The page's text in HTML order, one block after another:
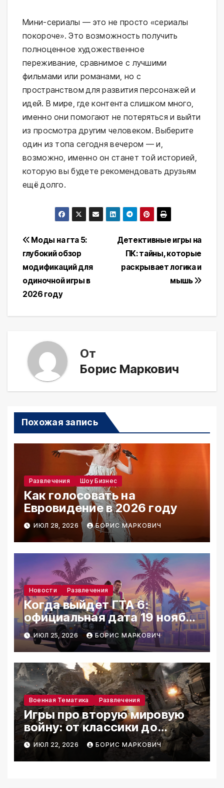
Мини-сериалы — это не просто «сериалы
покороче». Это возможность получить
полноценное художественное
переживание, сравнимое с лучшими
фильмами или романами, но с
пространством для развития персонажей и
идей. В мире, где контента слишком много,
именно они помогают не потеряться и выйти
из просмотра другим человеком. Выберите
один из топа сегодня вечером — и,
возможно, именно он станет той историей,
которую вы будете рекомендовать друзьям
ещё долго.
Навигация
по
записям
Детективные игры на
ПК: тайны, которые
раскрывает логика и
мышь
Моды на гта 5:
глубокий обзор
модификаций для
одиночной игры в
2026 году
От
Борис Маркович
Похожая запись
Развлечения Шоу Бизнес
Как голосовать на
Евровидение в 2026 году
ИЮЛ 28, 2026 БОРИС МАРКОВИЧ
Новости Развлечения
Когда выйдет ГТА 6:
официальная дата 19 ноября
2026
ИЮЛ 25, 2026 БОРИС МАРКОВИЧ
Военная Тематика Развлечения
Игры про вторую мировую
войну: от классики до
реалистичных симуляторов
ИЮЛ 22, 2026 БОРИС МАРКОВИЧ